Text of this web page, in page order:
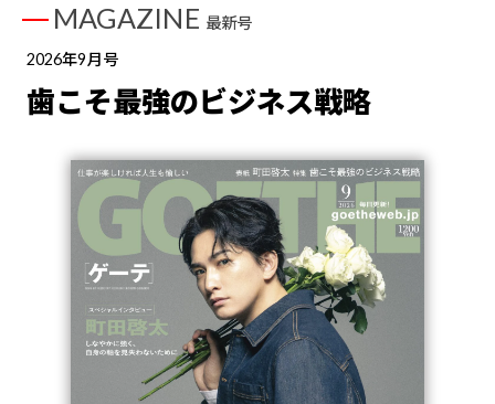
MAGAZINE 最新号
2026年9月号
歯こそ最強のビジネス戦略